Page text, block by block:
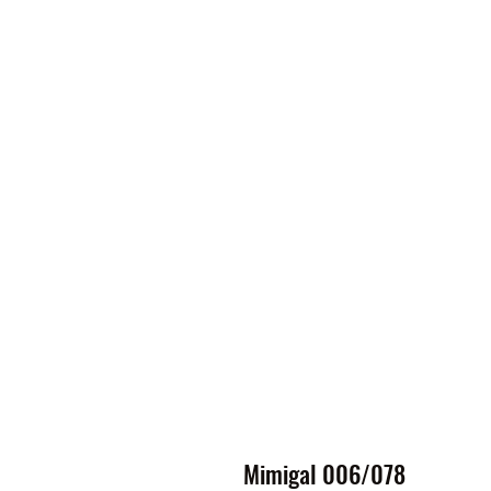
Mimigal 006/078